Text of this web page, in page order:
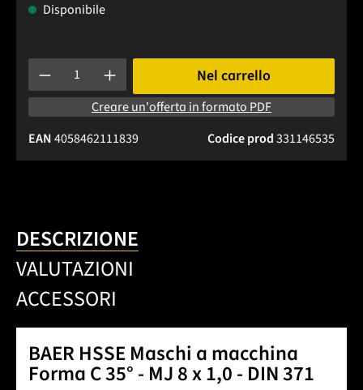
Disponibile
Quantità del prodotto: inserisci la quantità desiderata o
Nel carrello
Creare un'offerta in formato PDF
Codice prod331146535
EAN4058462111839
DESCRIZIONE
VALUTAZIONI
ACCESSORI
BAER HSSE Maschi a macchina
Forma C 35° - MJ 8 x 1,0 - DIN 371